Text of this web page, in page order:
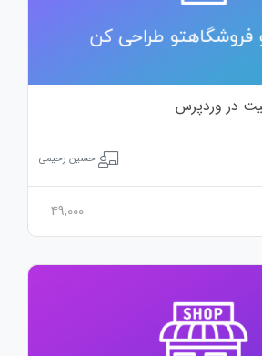
در وردپرس
حسین رحیمی
49,000